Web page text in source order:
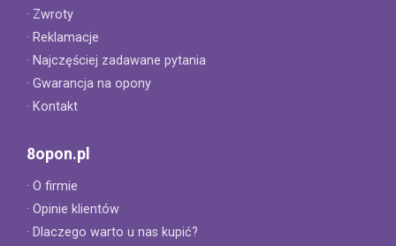
· Zwroty
· Reklamacje
· Najczęściej zadawane pytania
· Gwarancja na opony
· Kontakt
8opon.pl
· O firmie
· Opinie klientów
· Dlaczego warto u nas kupić?